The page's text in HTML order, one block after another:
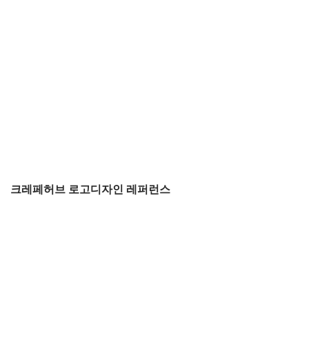
크레페허브 로고디자인 레퍼런스